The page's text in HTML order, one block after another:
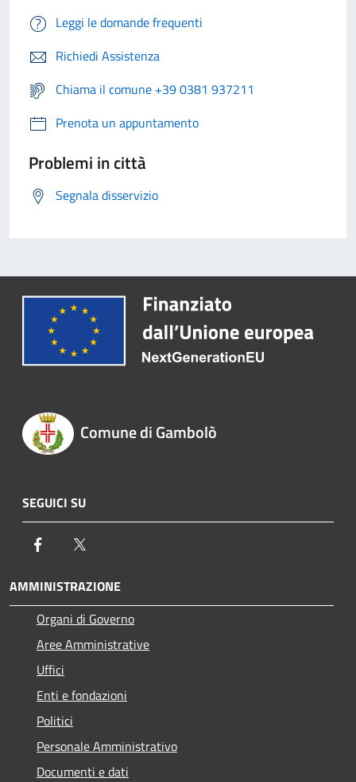
Leggi le domande frequenti
Richiedi Assistenza
Chiama il comune +39 0381 937211
Prenota un appuntamento
Problemi in città
Segnala disservizio
Comune di Gambolò
SEGUICI SU
Facebook
AMMINISTRAZIONE
Organi di Governo
Aree Amministrative
Uffici
Enti e fondazioni
Politici
Personale Amministrativo
Documenti e dati